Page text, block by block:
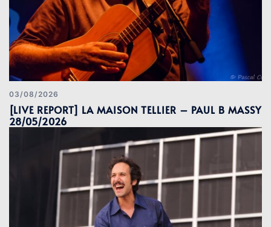
03/08/2026
[LIVE REPORT] LA MAISON TELLIER – PAUL B MASSY
28/05/2026